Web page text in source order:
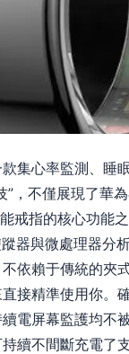
心率監測、睡眠
，不僅展現了華
戒指的核心功能
器與微處理器分
依賴于傳統的夾
接精準使用你。
電屏幕監護均不
續不間斷充電了